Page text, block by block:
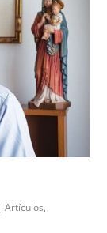
|Artículos,